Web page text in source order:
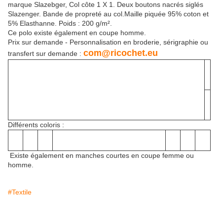
marque Slazebger, Col côte 1 X 1. Deux boutons nacrés siglés
Slazenger. Bande de propreté au col.Maille piquée 95% coton et
5% Elasthanne . Poids : 200 g/m².
Ce polo existe également en coupe homme.
Prix sur demande - Personnalisation en broderie, sérigraphie ou
transfert sur demande : com@ricochet.eu
Différents coloris :
Existe également en manches courtes en coupe femme ou
homme.
#Textile